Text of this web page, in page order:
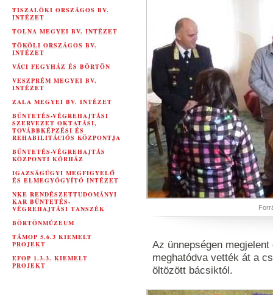
TISZALÖKI ORSZÁGOS BV.
INTÉZET
TOLNA MEGYEI BV. INTÉZET
TÖKÖLI ORSZÁGOS BV.
INTÉZET
VÁCI FEGYHÁZ ÉS BÖRTÖN
VESZPRÉM MEGYEI BV.
INTÉZET
ZALA MEGYEI BV. INTÉZET
BÜNTETÉS-VÉGREHAJTÁSI
SZERVEZET OKTATÁSI,
TOVÁBBKÉPZÉSI ÉS
REHABILITÁCIÓS KÖZPONTJA
BÜNTETÉS-VÉGREHAJTÁS
KÖZPONTI KÓRHÁZ
IGAZSÁGÜGYI MEGFIGYELŐ
ÉS ELMEGYÓGYÍTÓ INTÉZET
NKE RENDÉSZETTUDOMÁNYI
KAR BÜNTETÉS-
VÉGREHAJTÁSI TANSZÉK
BÖRTÖNMÚZEUM
TÁMOP 5.6.3 KIEMELT
PROJEKT
EFOP 1.3.3. KIEMELT
PROJEKT
Az ünnepségen
meghatódva vették át a
öltözött bácsiktól.